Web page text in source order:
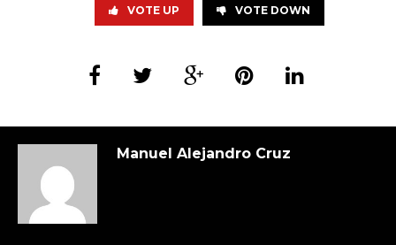
VOTE UP VOTE DOWN
Manuel Alejandro Cruz